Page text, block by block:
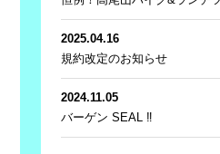
2025.04.16
規約改定のお知らせ
2024.11.05
バーゲン SEAL ‼